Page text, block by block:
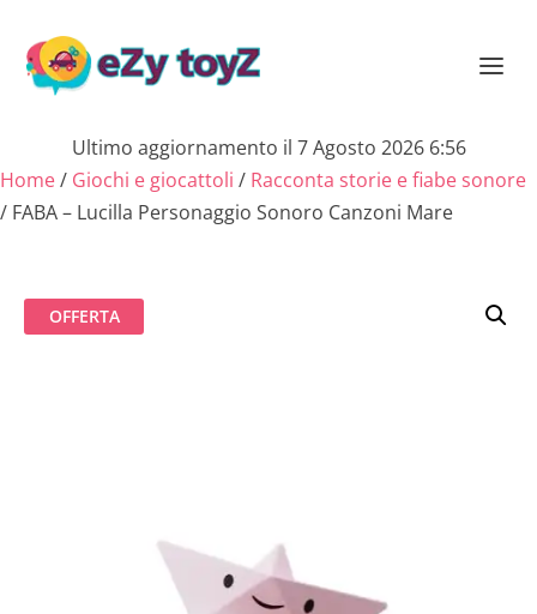
Ultimo aggiornamento il 7 Agosto 2026 6:56
Home/ Giochi e giocattoli / Racconta storie e fiabe sonore
/ FABA – Lucilla Personaggio Sonoro Canzoni Mare
OFFERTA